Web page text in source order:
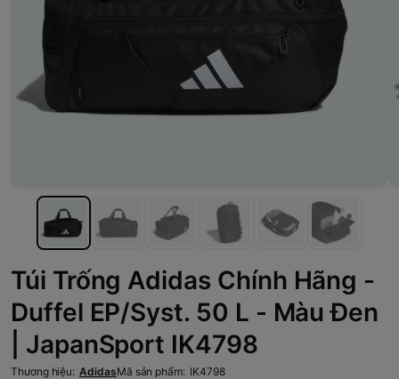
Túi Trống Adidas Chính Hãng -
Duffel EP/Syst. 50 L - Màu Đen
| JapanSport IK4798
Thương hiệu: AdidasMã sản phẩm: IK4798